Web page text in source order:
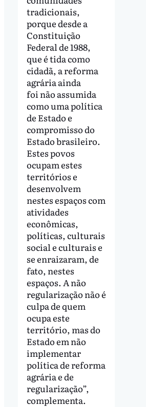
tradicionais,
porque desde a
Constituição
Federal de 1988,
que é tida como
cidadã, a reforma
agrária ainda
foi não assumida
como uma política
de Estado e
compromisso do
Estado brasileiro.
Estes povos
ocupam estes
territórios e
desenvolvem
nestes espaços com
atividades
econômicas,
políticas, culturais
social e culturais e
se enraizaram, de
fato, nestes
espaços. A não
regularização não é
culpa de quem
ocupa este
território, mas do
Estado em não
implementar
política de reforma
agrária e de
regularização”,
complementa.